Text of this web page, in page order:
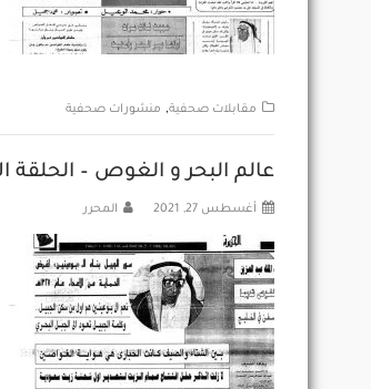
مقابلات صحفية, منشورات صحفية
عالم البحر و الغوص – الحلقة
أغسطس 27, 2021 المحرر